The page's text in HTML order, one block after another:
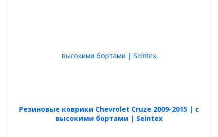
Резиновые коврики Chevrolet Cruze 2009-2015 | с
высокими бортами | Seintex